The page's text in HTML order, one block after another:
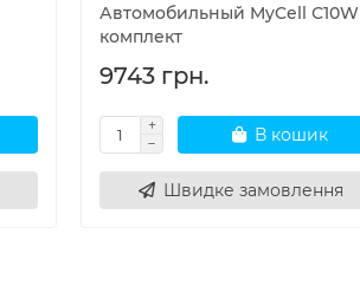
Автомобильный MyCell С10W
комплект
9743 грн.
В кошик
Швидке замовлення